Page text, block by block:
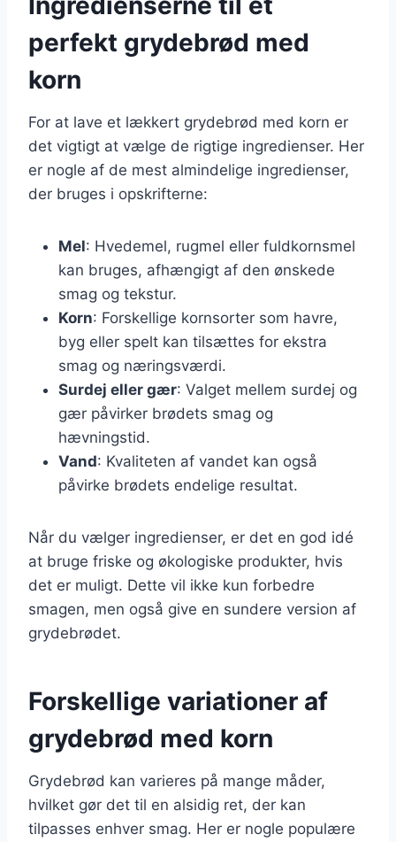
perfekt grydebrød med
korn
For at lave et lækkert grydebrød med korn er
det vigtigt at vælge de rigtige ingredienser. Her
er nogle af de mest almindelige ingredienser,
der bruges i opskrifterne:
Mel: Hvedemel, rugmel eller fuldkornsmel
kan bruges, afhængigt af den ønskede
smag og tekstur.
Korn: Forskellige kornsorter som havre,
byg eller spelt kan tilsættes for ekstra
smag og næringsværdi.
Surdej eller gær: Valget mellem surdej og
gær påvirker brødets smag og
hævningstid.
Vand: Kvaliteten af vandet kan også
påvirke brødets endelige resultat.
Når du vælger ingredienser, er det en god idé
at bruge friske og økologiske produkter, hvis
det er muligt. Dette vil ikke kun forbedre
smagen, men også give en sundere version af
grydebrødet.
Forskellige variationer af
grydebrød med korn
Grydebrød kan varieres på mange måder,
hvilket gør det til en alsidig ret, der kan
tilpasses enhver smag. Her er nogle populære